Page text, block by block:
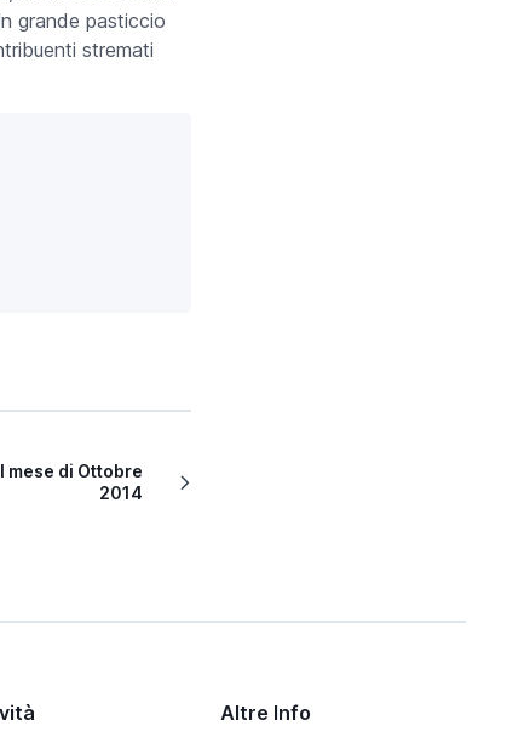
grande pasticcio
stremati
mese di Ottobre
2014
Altre Info